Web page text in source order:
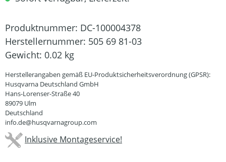
Produktnummer: DC-100004378
Herstellernummer: 505 69 81-03
Gewicht: 0.02 kg
Herstellerangaben gemäß EU-Produktsicherheitsverordnung (GPSR):
Husqvarna Deutschland GmbH
Hans-Lorenser-Straße 40
89079 Ulm
Deutschland
info.de@husqvarnagroup.com
Inklusive Montageservice!